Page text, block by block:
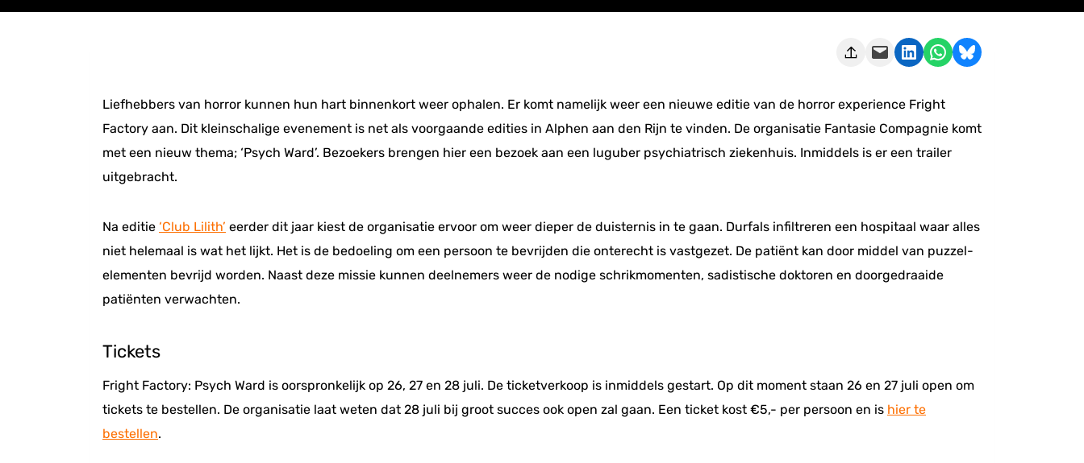
Deze pagina e-mailen Delen op LinkedIn Delen via WhatsApp Share on Bluesky
Liefhebbers van horror kunnen hun hart binnenkort weer ophalen. Er komt namelijk weer een nieuwe editie van de horror experience Fright
Factory aan. Dit kleinschalige evenement is net als voorgaande edities in Alphen aan den Rijn te vinden. De organisatie Fantasie Compagnie komt
met een nieuw thema; ‘Psych Ward’. Bezoekers brengen hier een bezoek aan een luguber psychiatrisch ziekenhuis. Inmiddels is er een trailer
uitgebracht.
Na editie ‘Club Lilith’ eerder dit jaar kiest de organisatie ervoor om weer dieper de duisternis in te gaan. Durfals infiltreren een hospitaal waar alles
niet helemaal is wat het lijkt. Het is de bedoeling om een persoon te bevrijden die onterecht is vastgezet. De patiënt kan door middel van puzzel-
elementen bevrijd worden. Naast deze missie kunnen deelnemers weer de nodige schrikmomenten, sadistische doktoren en doorgedraaide
patiënten verwachten.
Tickets
Fright Factory: Psych Ward is oorspronkelijk op 26, 27 en 28 juli. De ticketverkoop is inmiddels gestart. Op dit moment staan 26 en 27 juli open om
tickets te bestellen. De organisatie laat weten dat 28 juli bij groot succes ook open zal gaan. Een ticket kost €5,- per persoon en is hier te
bestellen.